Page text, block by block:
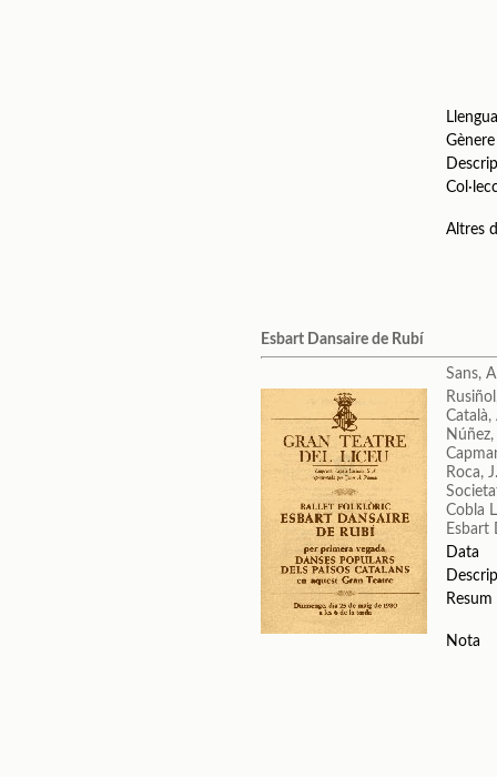
Gènere
Altres
Esbart Dansaire de Rubí
Sans,
Català,
Roca,
Cobla
Esbart
Data
Resum
Nota